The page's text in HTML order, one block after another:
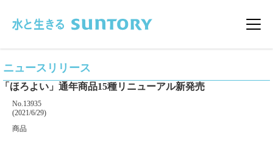
メ
ニュースリリース
「ほろよい」通年商品15種リニューアル新発売
掲載番号
No.13935
掲載日
(2021/6/29)
カテゴリー
商品